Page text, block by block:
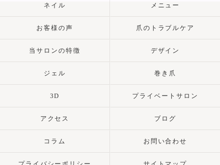
ネイル メニュー
お客様の声 爪のトラブルケア
当サロンの特徴 デザイン
ジェル 巻き爪
3D プライベートサロン
アクセス ブログ
コラム お問い合わせ